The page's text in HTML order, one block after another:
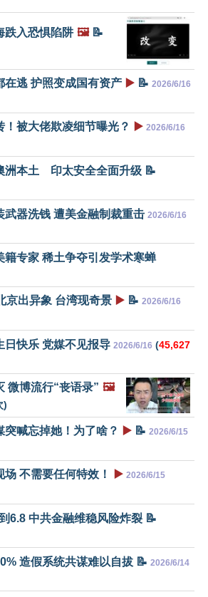
跌入恐惧陷阱 🖼️📝
在逃 护照变成国有资产 ▶️ 📝 2026/6/16
被大佬欺凌细节曝光？ ▶️ 2026/6/16
洲本土 印太安全全面升级 📝
武器洗钱 遭美金融制裁重击 2026/6/16
籍专家 稀土争夺引发学术寒蝉
京出异象 台湾现奇景 ▶️ 📝 2026/6/16
日快乐 党媒不见报导 2026/6/16 (45,627
微博流行“丧语录” 🖼️
)
喊忘掉她！为了啥？ ▶️ 📝 2026/6/15
不需要任何特效！ ▶️ 2026/6/15
6.8 中共金融维稳风险炸裂 📝
造假系统共谋难以自拔 📝 2026/6/14